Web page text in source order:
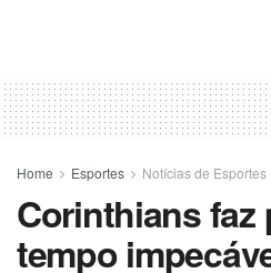
Home Esportes Notícias de Esportes
Corinthians faz
tempo